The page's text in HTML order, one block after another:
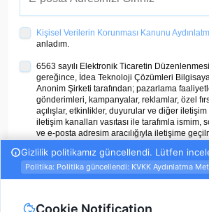
Kişisel Verilerin Korunması Kanunu
anladım.
6563 sayılı Elektronik Ticaretin
gereğince, İdea Teknoloji Çözümleri
Anonim Şirketi tarafından; pazarlama
gönderimleri, kampanyalar, reklamlar, özel
açılışlar, etkinlikler, duyurular ve diğer
iletişim kanalları vasıtası ile tarafımla ismim,
ve e-posta adresim aracılığıyla iletişime
ÜYE OL